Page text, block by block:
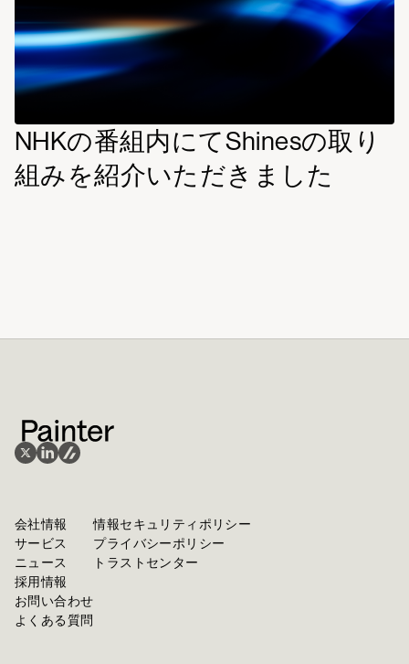
NHKの番組内にてShinesの取り
組みを紹介いただきました
会社情報
サービス
ニュース
採用情報
お問い合わせ
よくある質問
情報セキュリティポリシー
プライバシーポリシー
トラストセンター